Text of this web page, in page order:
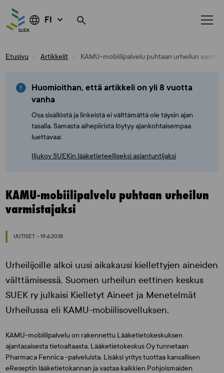
FI
Etusivu Artikkelit KAMU-mobiilipalvelu puhtaan urheilun
Huomioithan, että artikkeli on yli 8 vuotta
vanha
Osa sisällöstä ja linkeistä ei välttämättä ole täysin ajan
tasalla. Samasta aihepiiristä löytyy ajankohtaisempaa
luettavaa:
Iljukov SUEKin lääketieteelliseksi asiantuntijaksi
KAMU-mobiilipalvelu puhtaan urheilun
varmistajaksi
UUTISET - 19.6.2018
Urheilijoille alkoi uusi aikakausi kiellettyjen aineiden
välttämisessä. Suomen urheilun eettinen keskus
SUEK ry julkaisi Kielletyt Aineet ja Menetelmät
Urheilussa eli KAMU-mobiilisovelluksen.
KAMU-mobiilipalvelu on rakennettu Lääketietokeskuksen
ajantasaisesta tietoaltaasta. Lääketietokeskus Oy tunnetaan
Pharmaca Fennica -palveluista. Lisäksi yritys tuottaa kansallisen
eReseptin lääketietokannan ja vastaa kaikkien Pohjoismaiden